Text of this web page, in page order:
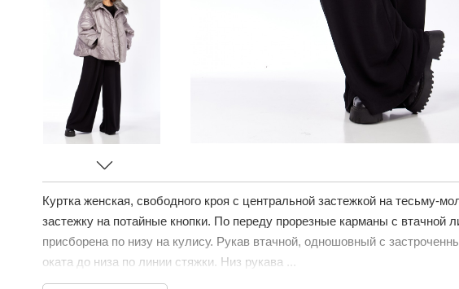
Куртка женская, свободного кроя с центральной застежкой на тесьму-
застежку на потайные кнопки. По переду прорезные карманы с втачной
присборена по низу на кулису. Рукав втачной, одношовный с
оката до низа по линии стяжки. Низ рукава ...